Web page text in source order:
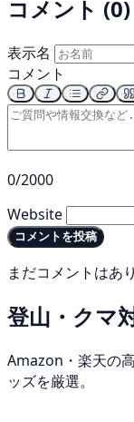
コメント (0)
表示名
コメント
0/2000
Website
コメントを投稿
まだコメントはあ
登山・クマ
Amazon・楽天の
ッズを厳選。